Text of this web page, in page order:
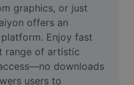
graphics, or just
offers an
Enjoy fast
range of artistic
downloads
users to